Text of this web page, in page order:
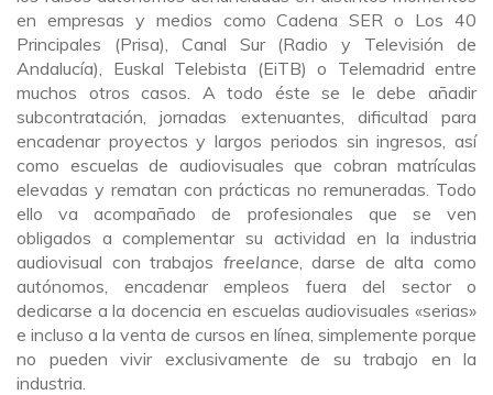
en empresas y medios como Cadena SER o Los 40
Principales (Prisa), Canal Sur (Radio y Televisión de
Andalucía), Euskal Telebista (EiTB) o Telemadrid entre
muchos otros casos. A todo éste se le debe añadir
subcontratación, jornadas extenuantes, dificultad para
encadenar proyectos y largos periodos sin ingresos, así
como escuelas de audiovisuales que cobran matrículas
elevadas y rematan con prácticas no remuneradas. Todo
ello va acompañado de profesionales que se ven
obligados a complementar su actividad en la industria
audiovisual con trabajos freelance , darse de alta como
autónomos, encadenar empleos fuera del sector o
dedicarse a la docencia en escuelas audiovisuales «serias»
e incluso a la venta de cursos en línea, simplemente porque
no pueden vivir exclusivamente de su trabajo en la
industria.